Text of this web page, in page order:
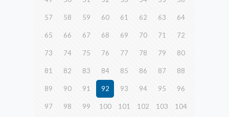
57 58 59 60 61 62 63 64
65 66 67 68 69 70 71 72
73 74 75 76 77 78 79 80
81 82 83 84 85 86 87 88
89 90 91 92 93 94 95 96
97 98 99 100 101 102 103 104